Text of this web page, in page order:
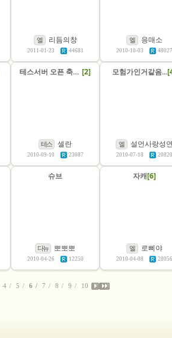
엘 리듬의창
2011-01-23 44681
엘 응매소
2010-10-03 48027
테스서버 오픈 축하 기념 그림[이라 부르고낙서라읽음] [2]
테스 셀란
2010-09-10 23087
모험가인거같음...
엘 설언사랑성연
2010-07-18 20820
슈브
다뉴 뽀뽀뽀
2010-04-26 12250
자캐[6]
엘 로삐야
2010-04-08 28056
4 5 6 7 8 9 10